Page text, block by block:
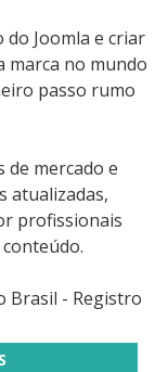
Joomla e criar
marca no mundo
passo rumo
mercado e
atualizadas,
profissionais
Brasil - Registro